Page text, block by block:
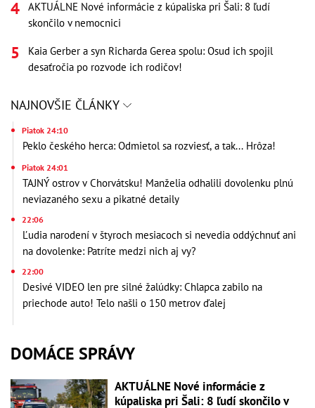
AKTUÁLNE Nové informácie z kúpaliska pri Šali: 8 ľudí
skončilo v nemocnici
Kaia Gerber a syn Richarda Gerea spolu: Osud ich spojil
desaťročia po rozvode ich rodičov!
NAJNOVŠIE ČLÁNKY
Piatok 24:10
Peklo českého herca: Odmietol sa rozviesť, a tak... Hrôza!
Piatok 24:01
TAJNÝ ostrov v Chorvátsku! Manželia odhalili dovolenku plnú
neviazaného sexu a pikatné detaily
22:06
Ľudia narodení v štyroch mesiacoch si nevedia oddýchnuť ani
na dovolenke: Patríte medzi nich aj vy?
22:00
Desivé VIDEO len pre silné žalúdky: Chlapca zabilo na
priechode auto! Telo našli o 150 metrov ďalej
DOMÁCE SPRÁVY
AKTUÁLNE Nové informácie z
kúpaliska pri Šali: 8 ľudí skončilo v